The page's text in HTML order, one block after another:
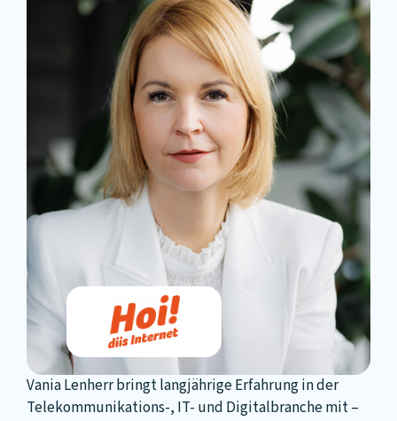
Vania Lenherr bringt langjährige Erfahrung in der
Telekommunikations-, IT- und Digitalbranche mit –